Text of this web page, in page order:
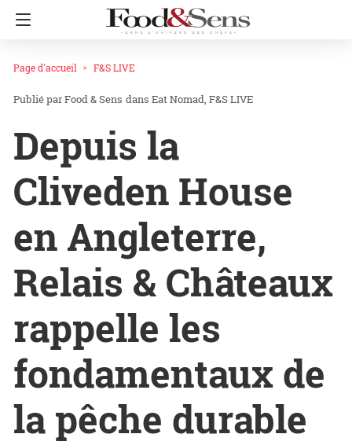
Page d'accueil F&S LIVE
Food & Sens dans Eat Nomad F&S LIVE
Depuis la
Cliveden House
en Angleterre,
Relais & Châteaux
rappelle les
fondamentaux de
la pêche durable